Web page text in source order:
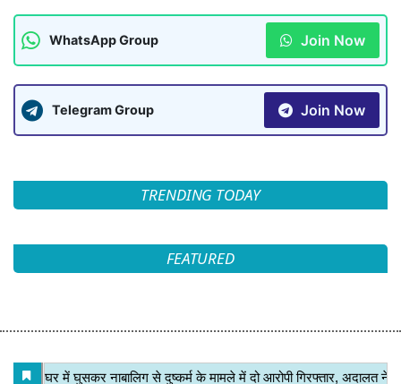
WhatsApp Group Join Now
Telegram Group Join Now
TRENDING TODAY
FEATURED